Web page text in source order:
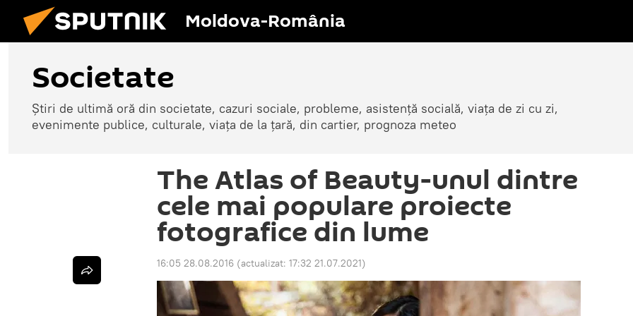
Moldova-România
Societate
Știri de ultimă oră din societate, cazuri sociale, probleme, asistență socială, viața de zi cu zi,
evenimente publice, culturale, viața de la țară, din cartier, prognoza meteo
The Atlas of Beauty-unul dintre
cele mai populare proiecte
fotografice din lume
16:05 28.08.2016 (actualizat: 17:32 21.07.2021)